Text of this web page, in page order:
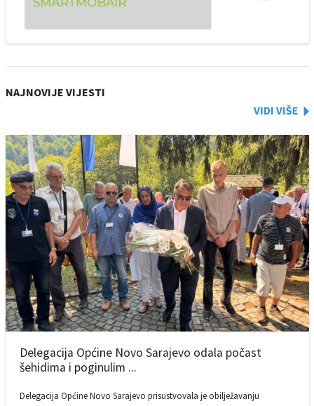
NAJNOVIJE VIJESTI
Delegacija Općine Novo Sarajevo odala počast
šehidima i poginulim ...
Delegacija Općine Novo Sarajevo prisustvovala je obilježavanju